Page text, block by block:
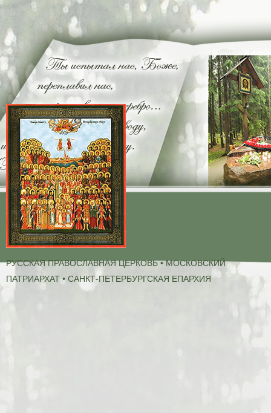
РУССКАЯ ПРАВОСЛАВНАЯ ЦЕРКОВЬ • МОСКОВСКИЙ
ПАТРИАРХАТ • САНКТ-ПЕТЕРБУРГСКАЯ ЕПАРХИЯ